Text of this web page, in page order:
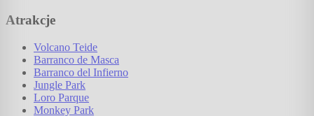
Atrakcje
Volcano Teide
Barranco de Masca
Barranco del Infierno
Jungle Park
Loro Parque
Monkey Park